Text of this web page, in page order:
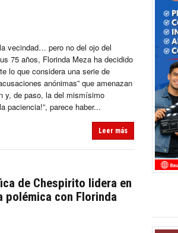
vecindad… pero no del ojo del
75 años, Florinda Meza ha decidido
lo que considera una serie de
anónimas” que amenazan
y, de paso, la del mismísimo
paciencia!”, parece haber...
Leer más
de Chespirito lidera en
polémica con Florinda